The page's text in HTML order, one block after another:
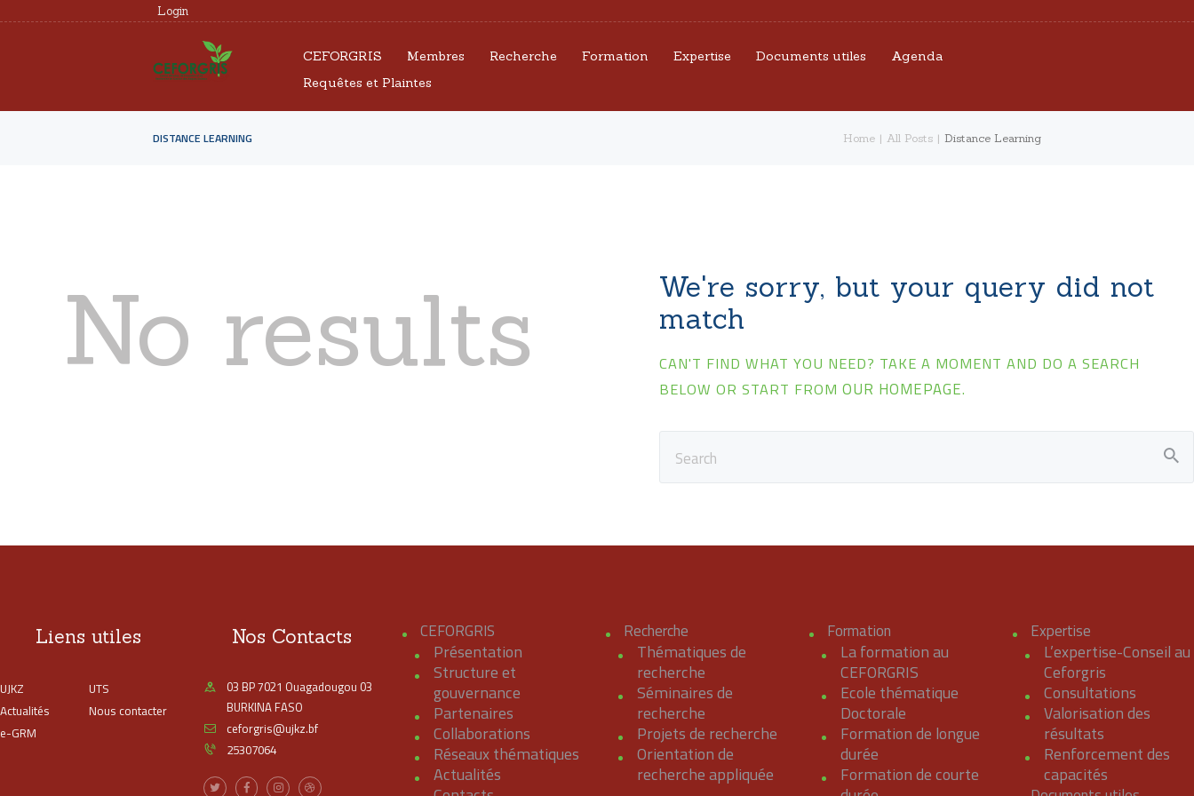
Login
CEFORGRIS Membres Recherche Formation Expertise Documents utiles
Agenda
Requêtes et Plaintes
DISTANCE LEARNING Home All Posts Distance Learning
CEFORGRIS
MEMBRES
UTILES
AGENDA
No results
We're sorry, but your query did not
match
CAN'T FIND WHAT YOU NEED? TAKE A MOMENT AND DO A SEARCH
BELOW OR START FROM OUR HOMEPAGE.
Liens utiles
UJKZ
UTS
Actualités
Nous contacter
e-GRM
Nos Contacts
03 BP 7021 Ouagadougou 03
BURKINA FASO
ceforgris@ujkz.bf
25307064
CEFORGRIS
Présentation
Structure et
gouvernance
Partenaires
Collaborations
Réseaux thématiques
Actualités
Recherche
Thématiques de
recherche
Séminaires de
recherche
Projets de recherche
Orientation de
recherche appliquée
Formation
La formation au
CEFORGRIS
Ecole thématique
Doctorale
Formation de longue
durée
Formation de courte
Expertise
L’expertise-Conseil au
Ceforgris
Consultations
Valorisation des
résultats
Renforcement des
capacités